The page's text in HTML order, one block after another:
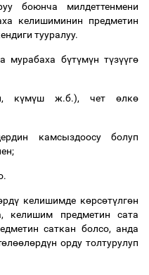
боюнча
милдеттенмени
келишиминин
предметин
тууралуу.
мурабаха бүтүмүн түзүүгө
, күмүш ж.б.), чет өлкө
камсыздоосу
болуп
;
.
рдү келишимде көрсөтүлгөн
, келишим предметин
сата
саткан болсо,анда
өлөөлөрдүн орду толтурулуп